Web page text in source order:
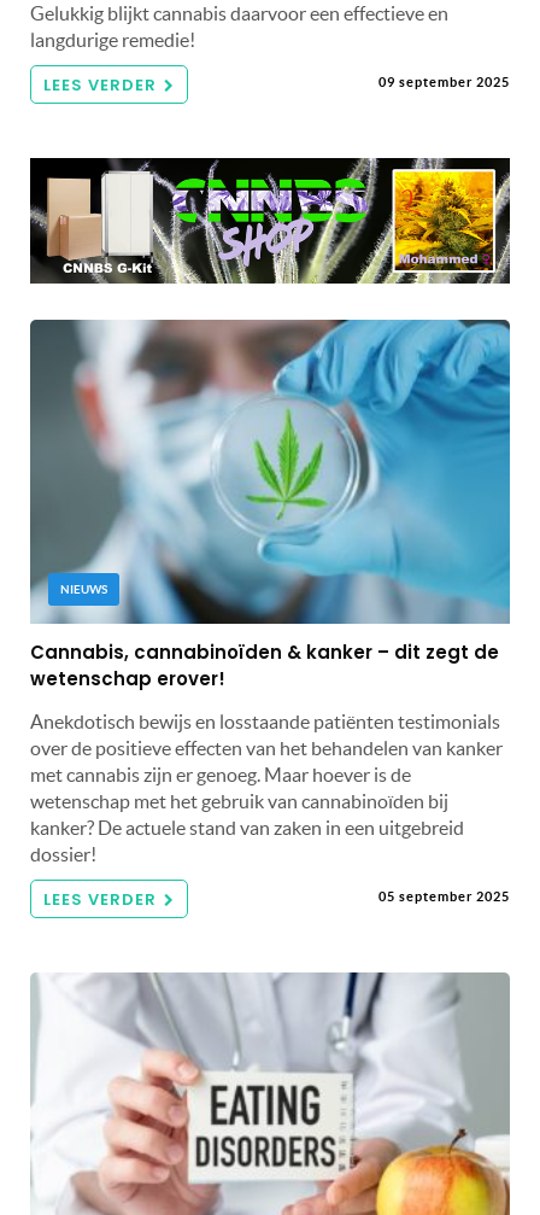
Gelukkig blijkt cannabis daarvoor een effectieve en
langdurige remedie!
LEES VERDER 09 september 2025
NIEUWS
Cannabis, cannabinoïden & kanker – dit zegt de
wetenschap erover!
Anekdotisch bewijs en losstaande patiënten testimonials
over de positieve effecten van het behandelen van kanker
met cannabis zijn er genoeg. Maar hoever is de
wetenschap met het gebruik van cannabinoïden bij
kanker? De actuele stand van zaken in een uitgebreid
dossier!
LEES VERDER 05 september 2025